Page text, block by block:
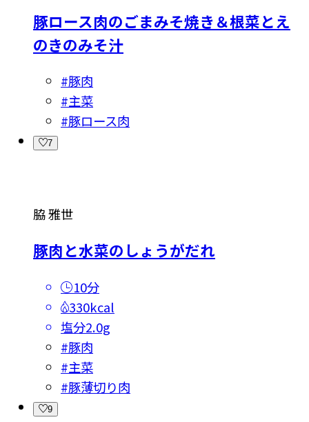
豚ロース肉のごまみそ焼き＆根菜とえ
のきのみそ汁
#豚肉
#主菜
#豚ロース肉
7
脇 雅世
豚肉と水菜のしょうがだれ
10分
330kcal
塩分2.0g
#豚肉
#主菜
#豚薄切り肉
9